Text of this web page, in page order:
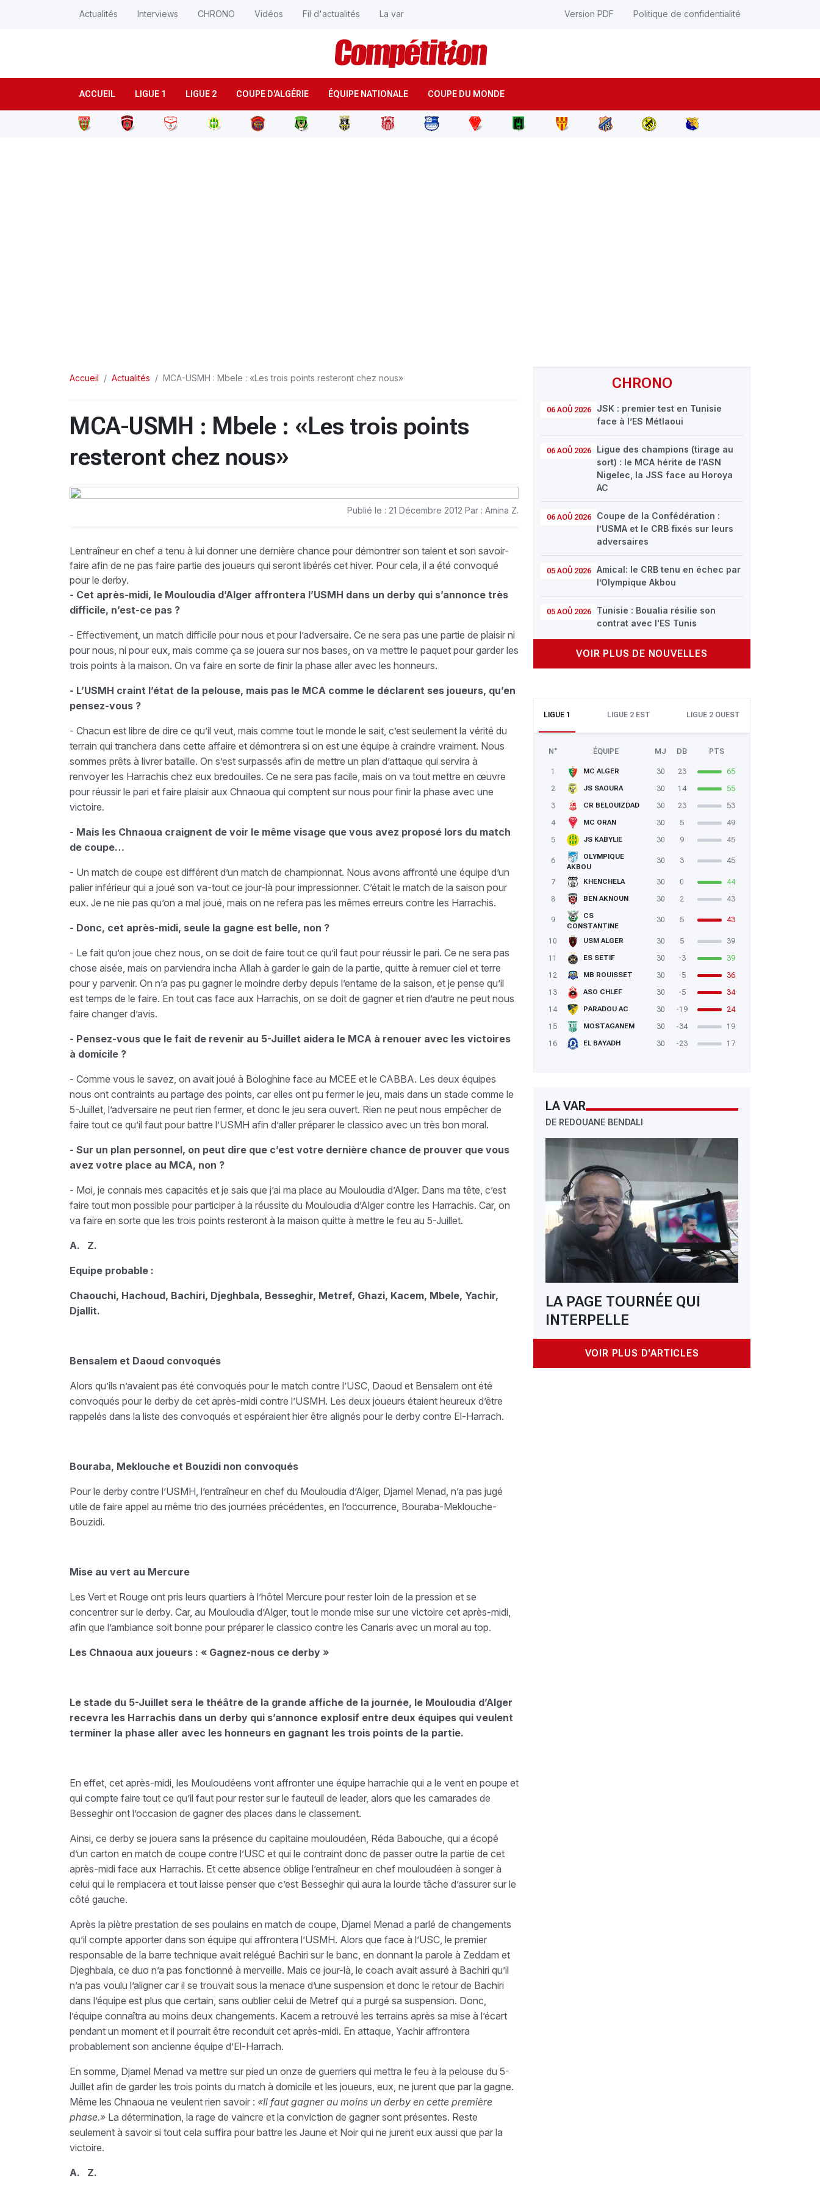
ACCUEIL LIGUE 1 LIGUE 2 COUPE D'ALGÉRIE ÉQUIPE NATIONALE COUPE DU MONDE
Actualités Interviews CHRONO Vidéos Fil d'actualités La var Version PDF Politique de confidentialité
CHRONO
06 AOÛ 2026
JSK : premier test en Tunisie
face à l’ES Métlaoui
06 AOÛ 2026
Ligue des champions (tirage au
sort) : le MCA hérite de l'ASN
Nigelec, la JSS face au Horoya
AC
06 AOÛ 2026
Coupe de la Confédération :
l’USMA et le CRB fixés sur leurs
adversaires
05 AOÛ 2026
Amical: le CRB tenu en échec par
l’Olympique Akbou
05 AOÛ 2026
Tunisie : Boualia résilie son
contrat avec l'ES Tunis
VOIR PLUS DE NOUVELLES
LIGUE 1 LIGUE 2 EST LIGUE 2 OUEST
N° ÉQUIPE MJ DB PTS
1 MC ALGER 30 23
65
2
JS SAOURA 30 14
55
3
CR BELOUIZDAD 30 23
53
4
MC ORAN 30 5
49
5
JS KABYLIE 30 9 45
6
OLYMPIQUE
AKBOU
30 3 45
7 KHENCHELA 30 0
44
8
BEN AKNOUN 30 2 43
9
CS
CONSTANTINE
30 5 43
10 USM ALGER 30 5
39
11
ES SETIF 30 -3
39
12
MB ROUISSET 30 -5
36
13
ASO CHLEF 30 -5
34
14
PARADOU AC 30 -19
24
15
MOSTAGANEM 30 -34
19
16
EL BAYADH 30 -23 17
LA VAR
DE REDOUANE BENDALI
LA PAGE TOURNÉE QUI
INTERPELLE
VOIR PLUS D'ARTICLES
Accueil Actualités MCA-USMH : Mbele : «Les trois points resteront chez nous»
MCA-USMH : Mbele : «Les trois points
resteront chez nous»
Publié le : 21 Décembre 2012 Par : Amina Z.
Lentraîneur en chef a tenu à lui donner une dernière chance pour démontrer son talent et son savoir-
faire afin de ne pas faire partie des joueurs qui seront libérés cet hiver. Pour cela, il a été convoqué
pour le derby.
- Cet après-midi, le Mouloudia d’Alger affrontera l’USMH dans un derby qui s’annonce très
difficile, n’est-ce pas ?
- Effectivement, un match difficile pour nous et pour l’adversaire. Ce ne sera pas une partie de plaisir ni
pour nous, ni pour eux, mais comme ça se jouera sur nos bases, on va mettre le paquet pour garder les
trois points à la maison. On va faire en sorte de finir la phase aller avec les honneurs.
- L’USMH craint l’état de la pelouse, mais pas le MCA comme le déclarent ses joueurs, qu’en
pensez-vous ?
- Chacun est libre de dire ce qu’il veut, mais comme tout le monde le sait, c’est seulement la vérité du
terrain qui tranchera dans cette affaire et démontrera si on est une équipe à craindre vraiment. Nous
sommes prêts à livrer bataille. On s’est surpassés afin de mettre un plan d’attaque qui servira à
renvoyer les Harrachis chez eux bredouilles. Ce ne sera pas facile, mais on va tout mettre en œuvre
pour réussir le pari et faire plaisir aux Chnaoua qui comptent sur nous pour finir la phase avec une
victoire.
- Mais les Chnaoua craignent de voir le même visage que vous avez proposé lors du match
de coupe…
- Un match de coupe est différent d’un match de championnat. Nous avons affronté une équipe d’un
palier inférieur qui a joué son va-tout ce jour-là pour impressionner. C’était le match de la saison pour
eux. Je ne nie pas qu’on a mal joué, mais on ne refera pas les mêmes erreurs contre les Harrachis.
- Donc, cet après-midi, seule la gagne est belle, non ?
- Le fait qu’on joue chez nous, on se doit de faire tout ce qu’il faut pour réussir le pari. Ce ne sera pas
chose aisée, mais on parviendra incha Allah à garder le gain de la partie, quitte à remuer ciel et terre
pour y parvenir. On n’a pas pu gagner le moindre derby depuis l’entame de la saison, et je pense qu’il
est temps de le faire. En tout cas face aux Harrachis, on se doit de gagner et rien d’autre ne peut nous
faire changer d’avis.
- Pensez-vous que le fait de revenir au 5-Juillet aidera le MCA à renouer avec les victoires
à domicile ?
- Comme vous le savez, on avait joué à Bologhine face au MCEE et le CABBA. Les deux équipes
nous ont contraints au partage des points, car elles ont pu fermer le jeu, mais dans un stade comme le
5-Juillet, l’adversaire ne peut rien fermer, et donc le jeu sera ouvert. Rien ne peut nous empêcher de
faire tout ce qu’il faut pour battre l’USMH afin d’aller préparer le classico avec un très bon moral.
- Sur un plan personnel, on peut dire que c’est votre dernière chance de prouver que vous
avez votre place au MCA, non ?
- Moi, je connais mes capacités et je sais que j’ai ma place au Mouloudia d’Alger. Dans ma tête, c’est
faire tout mon possible pour participer à la réussite du Mouloudia d’Alger contre les Harrachis. Car, on
va faire en sorte que les trois points resteront à la maison quitte à mettre le feu au 5-Juillet.
A. Z.
Equipe probable :
Chaouchi, Hachoud, Bachiri, Djeghbala, Besseghir, Metref, Ghazi, Kacem, Mbele, Yachir,
Djallit.
Bensalem et Daoud convoqués
Alors qu’ils n’avaient pas été convoqués pour le match contre l’USC, Daoud et Bensalem ont été
convoqués pour le derby de cet après-midi contre l’USMH. Les deux joueurs étaient heureux d’être
rappelés dans la liste des convoqués et espéraient hier être alignés pour le derby contre El-Harrach.
Bouraba, Meklouche et Bouzidi non convoqués
Pour le derby contre l’USMH, l’entraîneur en chef du Mouloudia d’Alger, Djamel Menad, n’a pas jugé
utile de faire appel au même trio des journées précédentes, en l’occurrence, Bouraba-Meklouche-
Bouzidi.
Mise au vert au Mercure
Les Vert et Rouge ont pris leurs quartiers à l’hôtel Mercure pour rester loin de la pression et se
concentrer sur le derby. Car, au Mouloudia d’Alger, tout le monde mise sur une victoire cet après-midi,
afin que l’ambiance soit bonne pour préparer le classico contre les Canaris avec un moral au top.
Les Chnaoua aux joueurs : « Gagnez-nous ce derby »
Le stade du 5-Juillet sera le théâtre de la grande affiche de la journée, le Mouloudia d’Alger
recevra les Harrachis dans un derby qui s’annonce explosif entre deux équipes qui veulent
terminer la phase aller avec les honneurs en gagnant les trois points de la partie.
En effet, cet après-midi, les Mouloudéens vont affronter une équipe harrachie qui a le vent en poupe et
qui compte faire tout ce qu’il faut pour rester sur le fauteuil de leader, alors que les camarades de
Besseghir ont l’occasion de gagner des places dans le classement.
Ainsi, ce derby se jouera sans la présence du capitaine mouloudéen, Réda Babouche, qui a écopé
d’un carton en match de coupe contre l’USC et qui le contraint donc de passer outre la partie de cet
après-midi face aux Harrachis. Et cette absence oblige l’entraîneur en chef mouloudéen à songer à
celui qui le remplacera et tout laisse penser que c’est Besseghir qui aura la lourde tâche d’assurer sur le
côté gauche.
Après la piètre prestation de ses poulains en match de coupe, Djamel Menad a parlé de changements
qu’il compte apporter dans son équipe qui affrontera l’USMH. Alors que face à l’USC, le premier
responsable de la barre technique avait relégué Bachiri sur le banc, en donnant la parole à Zeddam et
Djeghbala, ce duo n’a pas fonctionné à merveille. Mais ce jour-là, le coach avait assuré à Bachiri qu’il
n’a pas voulu l’aligner car il se trouvait sous la menace d’une suspension et donc le retour de Bachiri
dans l’équipe est plus que certain, sans oublier celui de Metref qui a purgé sa suspension. Donc,
l’équipe connaîtra au moins deux changements. Kacem a retrouvé les terrains après sa mise à l’écart
pendant un moment et il pourrait être reconduit cet après-midi. En attaque, Yachir affrontera
probablement son ancienne équipe d’El-Harrach.
En somme, Djamel Menad va mettre sur pied un onze de guerriers qui mettra le feu à la pelouse du 5-
Juillet afin de garder les trois points du match à domicile et les joueurs, eux, ne jurent que par la gagne.
Même les Chnaoua ne veulent rien savoir : «Il faut gagner au moins un derby en cette première
phase.» La détermination, la rage de vaincre et la conviction de gagner sont présentes. Reste
seulement à savoir si tout cela suffira pour battre les Jaune et Noir qui ne jurent eux aussi que par la
victoire.
A. Z.